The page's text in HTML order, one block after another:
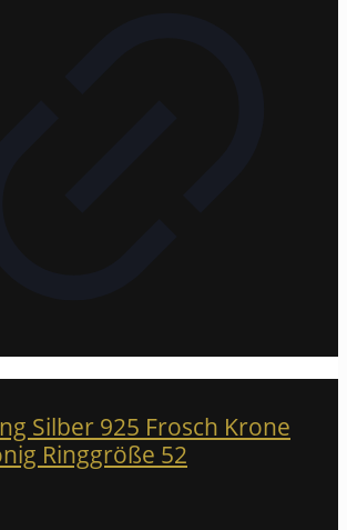
Silber 925 Frosch Krone
Ringgröße 52